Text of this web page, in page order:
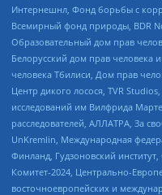
Интернешнл, Фонд борьбы с
Всемирный фонд природы, BDR
Образовательный дом прав
Белорусский дом прав человека
человека Тбилиси, Дом прав
Центр дикого лосося, TVR
исследований им Вилфрида
расследователей, АЛЛАТРА, За
UnKremlin, Международная
Финланд, Гудзоновский
Комитет-2024, Центрально-
восточноевропейских и